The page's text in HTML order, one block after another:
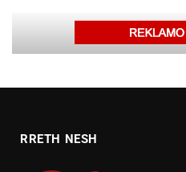
RRETH NESH